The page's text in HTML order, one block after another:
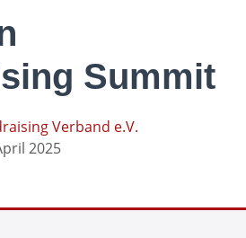
Summit
Verband e.V.
2025